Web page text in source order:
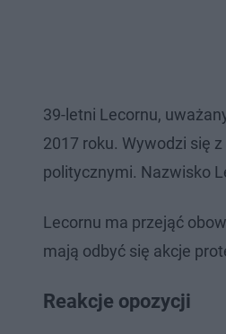
39-letni Lecornu,
2017 roku. Wywodzi się
politycznymi. Nazwisko
Lecornu ma przejąć
mają odbyć się akcje
Reakcje opozycji